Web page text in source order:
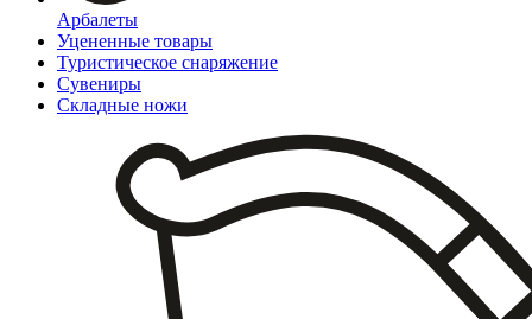
Арбалеты
Уцененные товары
Туристическое снаряжение
Сувениры
Складные ножи